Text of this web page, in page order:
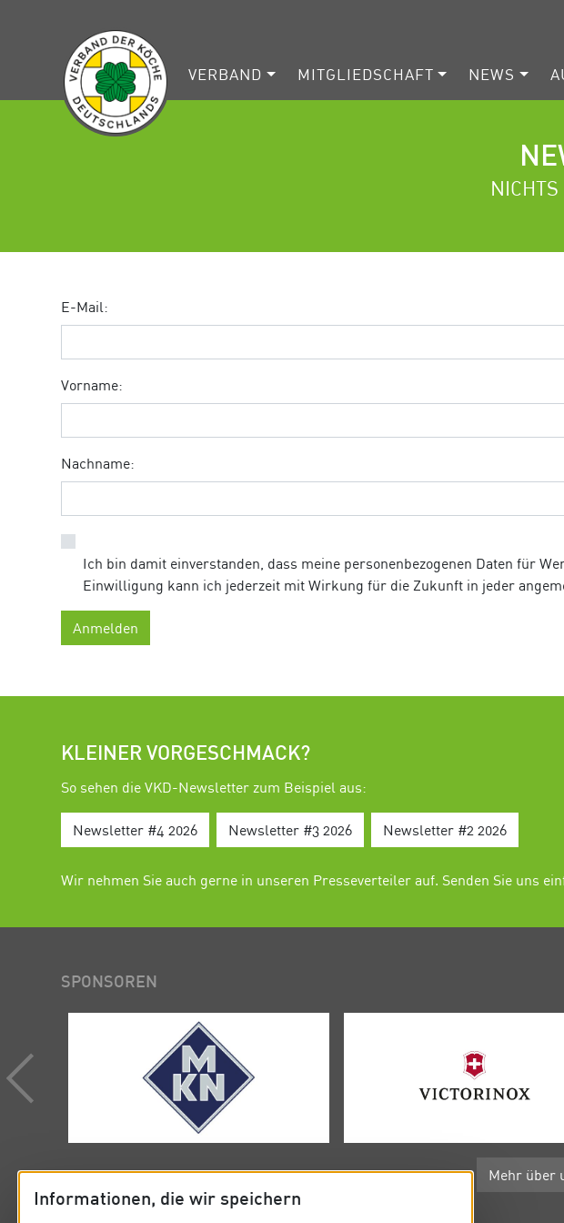
VERBAND MITGLIEDSCHAFT NEWS
E-Mail:
Vorname:
Nachname:
Ich bin damit einverstanden, dass meine personenbezogenen Daten für
Einwilligung kann ich jederzeit mit Wirkung für die Zukunft in jeder
KLEINER VORGESCHMACK?
So sehen die VKD-Newsletter zum Beispiel aus:
Newsletter #4 2026 Newsletter #3 2026 Newsletter #2 2026
Wir nehmen Sie auch gerne in unseren Presseverteiler auf. Senden Sie uns
SPONSOREN
Mehr über
Informationen, die wir speichern